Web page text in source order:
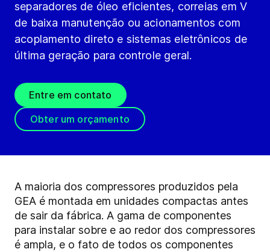
separadores de óleo eficientes, correias em V
de baixa manutenção ou acionamentos com
acoplamento direto e sistemas eletrônicos de
última geração para controle geral.
Entre em contato
Obter um orçamento
A maioria dos compressores produzidos pela
GEA é montada em unidades compactas antes
de sair da fábrica. A gama de componentes
para instalar sobre e ao redor dos compressores
é ampla, e o fato de todos os componentes